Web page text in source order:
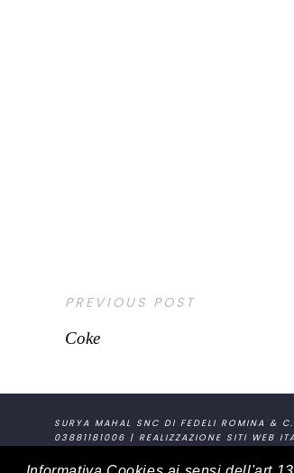
PREVIOUS POST
Coke
SURYA MAHAL SNC DI FEDELI ROMINA &
03881181006 | REALIZZAZIONE SITI WEB